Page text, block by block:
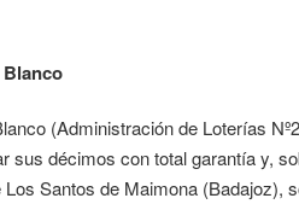
(Administración de Loterías
sus décimos con total garantía y,
Santos de Maimona (Badajoz),